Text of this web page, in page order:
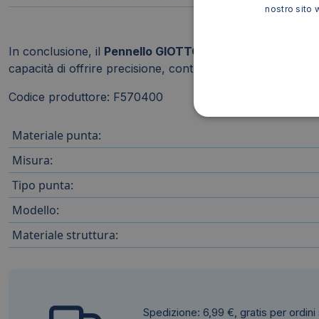
In conclusione, il Pennello GIOTTO Serie Art punta
capacità di offrire precisione, controllo e risultati
Codice produttore: F570400
Materiale punta:
Misura:
Tipo punta:
Modello:
Materiale struttura:
Spedizione: 6,99 €, gratis per
nostro sito